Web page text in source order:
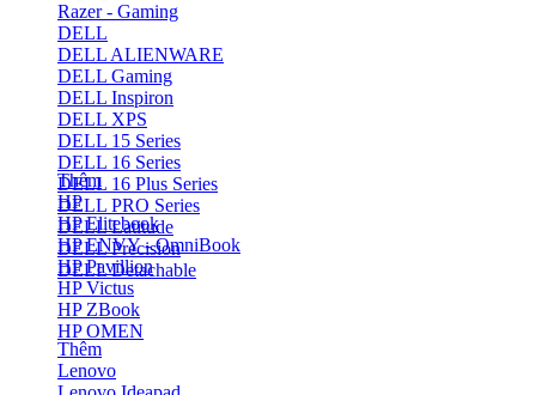
Razer - Gaming
DELL
DELL ALIENWARE
DELL Gaming
DELL Inspiron
DELL XPS
DELL 15 Series
DELL 16 Series
DELL 16 Plus Series
DELL PRO Series
DELL Latitude
DELL Precision
DELL Detachable
Thêm
HP
HP Elitebook
HP ENVY - OmniBook
HP Pavillion
HP Victus
HP ZBook
HP OMEN
Thêm
Lenovo